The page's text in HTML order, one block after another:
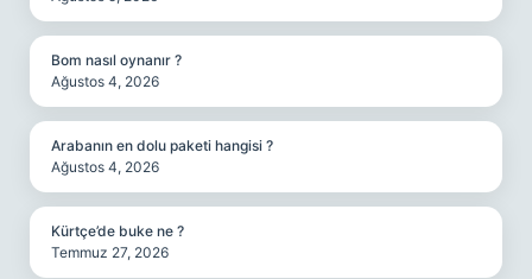
Bom nasıl oynanır ?
Ağustos 4, 2026
Arabanın en dolu paketi hangisi ?
Ağustos 4, 2026
Kürtçe’de buke ne ?
Temmuz 27, 2026